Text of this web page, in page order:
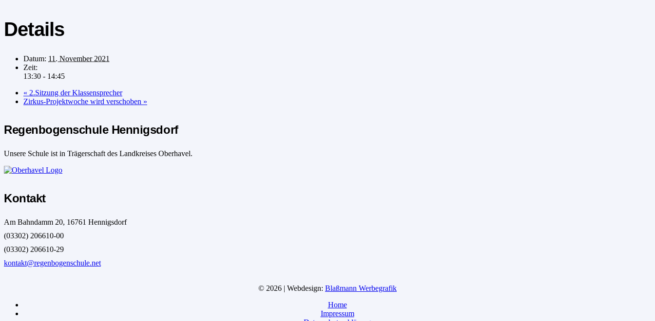
Details
Datum: 11. November 2021
Zeit:
13:30 - 14:45
« 2.Sitzung der Klassensprecher
Zirkus-Projektwoche wird verschoben »
Regenbogenschule Hennigsdorf
Unsere Schule ist in Trägerschaft des Landkreises Oberhavel.
Kontakt
Am Bahndamm 20, 16761 Hennigsdorf
(03302) 206610-00
(03302) 206610-29
kontakt@regenbogenschule.net
© 2026 | Webdesign: Blaßmann Werbegrafik
Home
Impressum